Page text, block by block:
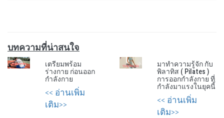
บทความที่น่าสนใจ
เตรียมพร้อม
ร่างกาย ก่อนออก
กำลังกาย
<< อ่านเพิ่ม
เติม>>
มาทำความรู้จัก กับ
พิลาทิส ( Pilates )
การออกกำลังกาย ที่
กำลังมาแรงในยุคนี้
<< อ่านเพิ่ม
เติม>>